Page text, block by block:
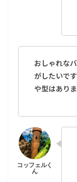
おしゃれな
がしたいで
や型はあり